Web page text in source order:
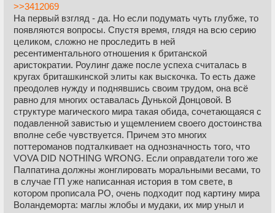
>>3412069
На первый взгляд - да. Но если подумать чуть глубже, то
появляются вопросы. Спустя время, глядя на всю серию
целиком, сложно не проследить в ней
ресентиментального отношения к британской
аристократии. Роулинг даже после успеха считалась в
кругах бриташкинской элиты как выскочка. То есть даже
преодолев нужду и поднявшись своим трудом, она всё
равно для многих оставалась Дунькой Донцовой. В
структуре магического мира такая обида, сочетающаяся с
подавленной завистью и ущемлением своего достоинства
вполне себе чувствуется. Причем это многих
поттероманов подталкивает на однозначность того, что
VOVA DID NOTHING WRONG. Если оправдатели того же
Палпатина должны жонглировать моральными весами, то
в случае ГП уже написанная история в том свете, в
котором прописала РО, очень подходит под картину мира
Воландеморта: маглы жлобы и мудаки, их мир уныл и